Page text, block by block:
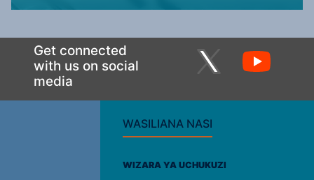
Get connected
with us on social
media
WASILIANA NASI
WIZARA YA UCHUKUZI